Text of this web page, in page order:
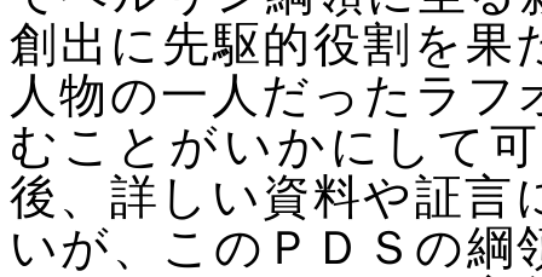
創出に先駆的役割を果
人物の一人だったラ
むことがいかにして
後、詳しい資料や証言
いが、このＰＤＳの綱